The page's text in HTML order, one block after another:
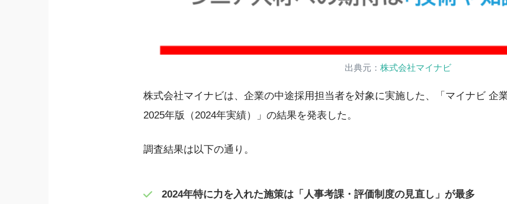
出典元： 株式会社マイナビ
株式会社マイナビは、企業の中途採用担当者を対象に実施した、「マイナビ 企
2025年版（2024年実績）」の結果を発表した。
調査結果は以下の通り。
2024年特に力を入れた施策は「人事考課・評価制度の見直し」が最多